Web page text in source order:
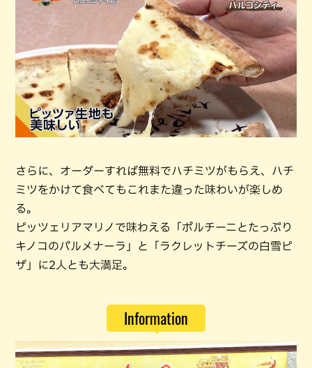
さらに、オーダーすれば無料でハチミツがもらえ、ハチ
ミツをかけて食べてもこれまた違った味わいが楽しめ
る。
ピッツェリアマリノで味わえる「ポルチーニとたっぷり
キノコのパルメナーラ」と「ラクレットチーズの白雪ピ
ザ」に2人とも大満足。
Information